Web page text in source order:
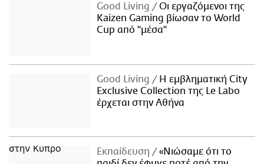
Good Living
Οι εργαζόμενοι της
Kaizen Gaming βίωσαν το World
Cup από "μέσα"
Good Living
Η εμβληματική City
Exclusive Collection της Le Labo
έρχεται στην Αθήνα
Εκπαίδευση
«Νιώσαμε ότι το